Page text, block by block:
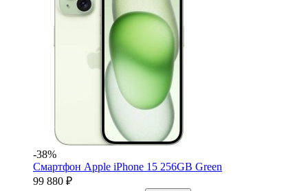
-38%
Смартфон Apple iPhone 15 256GB Green
99 880 ₽